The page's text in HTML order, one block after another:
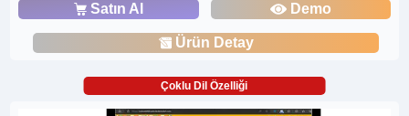
Satın Al Demo
Ürün Detay
Çoklu Dil Özelliği